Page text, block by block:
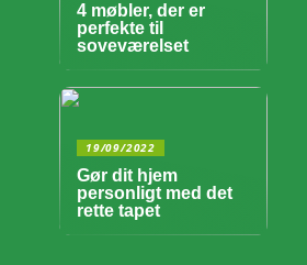
4 møbler, der er
perfekte til
soveværelset
19/09/2022
Gør dit hjem
personligt med det
rette tapet